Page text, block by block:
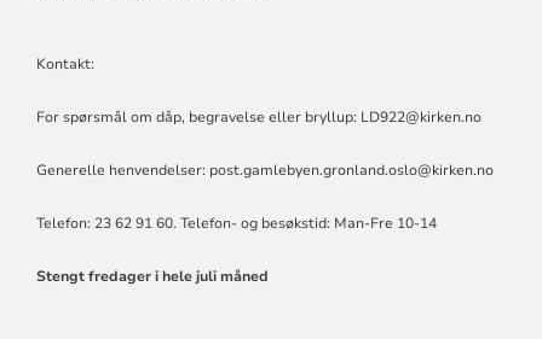
Kontakt:
For spørsmål om dåp, begravelse eller bryllup: LD922@kirken.no
Generelle henvendelser: post.gamlebyen.gronland.oslo@kirken.no
Telefon: 23 62 91 60. Telefon- og besøkstid: Man-Fre 10-14
Stengt fredager i hele juli måned